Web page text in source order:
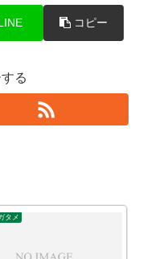
コピー
る
タメ